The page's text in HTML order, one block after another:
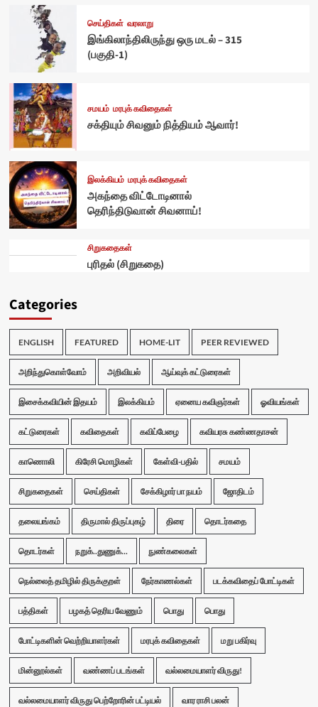
செய்திகள் வரலாறு
இங்கிலாந்திலிருந்து ஒரு மடல் – 315
(பகுதி-1)
சமயம் மரபுக் கவிதைகள்
சக்தியும் சிவனும் நித்தியம் ஆவார்!
இலக்கியம் மரபுக் கவிதைகள்
அகந்தை விட்டோடினால்
தெரிந்திடுவான் சிவனாய்!
சிறுகதைகள்
புரிதல் (சிறுகதை)
Categories
ENGLISH FEATURED HOME-LIT PEER REVIEWED
அறிந்துகொள்வோம் அறிவியல் ஆய்வுக் கட்டுரைகள்
இசைக்கவியின் இதயம் இலக்கியம் ஏனைய கவிஞர்கள் ஓவியங்கள்
கட்டுரைகள் கவிதைகள் கவிப்பேழை கவியரசு கண்ணதாசன்
காணொலி கிரேசி மொழிகள் கேள்வி-பதில் சமயம்
சிறுகதைகள் செய்திகள் சேக்கிழார் பா நயம் ஜோதிடம்
தலையங்கம் திருமால் திருப்புகழ் திரை தொடர்கதை
தொடர்கள் நறுக்..துணுக்... நுண்கலைகள்
நெல்லைத் தமிழில் திருக்குறள் நேர்காணல்கள் படக்கவிதைப் போட்டிகள்
பத்திகள் பழகத் தெரிய வேணும் பொது பொது
போட்டிகளின் வெற்றியாளர்கள் மரபுக் கவிதைகள் மறு பகிர்வு
மின்னூல்கள் வண்ணப் படங்கள் வல்லமையாளர் விருது!
வல்லமையாளர் விருது பெற்றோரின் பட்டியல் வார ராசி பலன்